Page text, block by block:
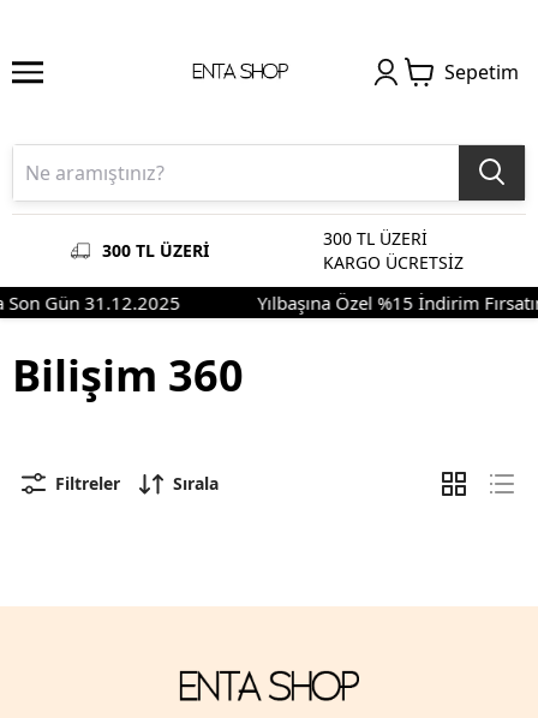
Sepetim
300 TL ÜZERİ
300 TL ÜZERİ
KARGO ÜCRETSİZ
Son Gün 31.12.2025 Yılbaşına Özel %15 İndirim
Bilişim 360
Filtreler Sırala